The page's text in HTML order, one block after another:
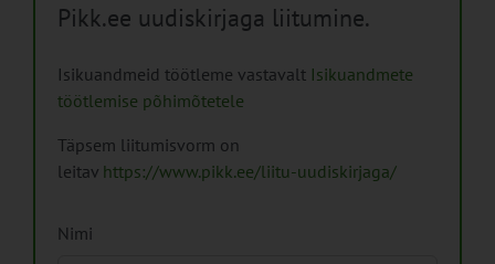
Pikk.ee uudiskirjaga liitumine.
Isikuandmeid töötleme vastavalt Isikuandmete
töötlemise põhimõtetele
Täpsem liitumisvorm on
leitav https://www.pikk.ee/liitu-uudiskirjaga/
Nimi